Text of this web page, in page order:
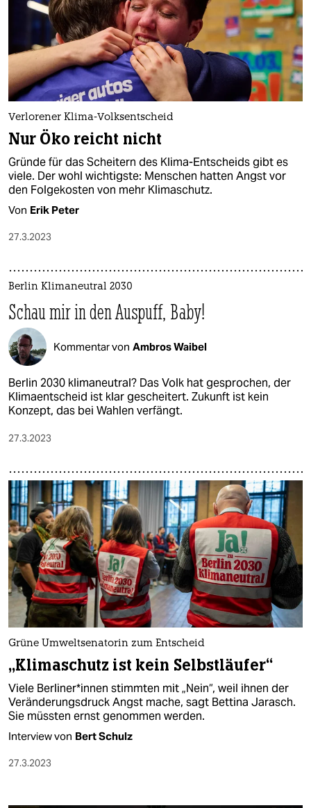
Verlorener Klima-Volksentscheid
Nur Öko reicht nicht
Gründe für das Scheitern des Klima-Entscheids gibt es
viele. Der wohl wichtigste: Menschen hatten Angst vor
den Folgekosten von mehr Klimaschutz.
Von Erik Peter
27.3.2023
Berlin Klimaneutral 2030
Schau mir in den Auspuff, Baby!
Kommentar von Ambros Waibel
Berlin 2030 klimaneutral? Das Volk hat gesprochen, der
Klimaentscheid ist klar gescheitert. Zukunft ist kein
Konzept, das bei Wahlen verfängt.
27.3.2023
Grüne Umweltsenatorin zum Entscheid
„Klimaschutz ist kein Selbstläufer“
Viele Ber­li­ne­r*in­nen stimmten mit „Nein“, weil ihnen der
Veränderungsdruck Angst mache, sagt Bettina Jarasch.
Sie müssten ernst genommen werden.
Interview von Bert Schulz
27.3.2023